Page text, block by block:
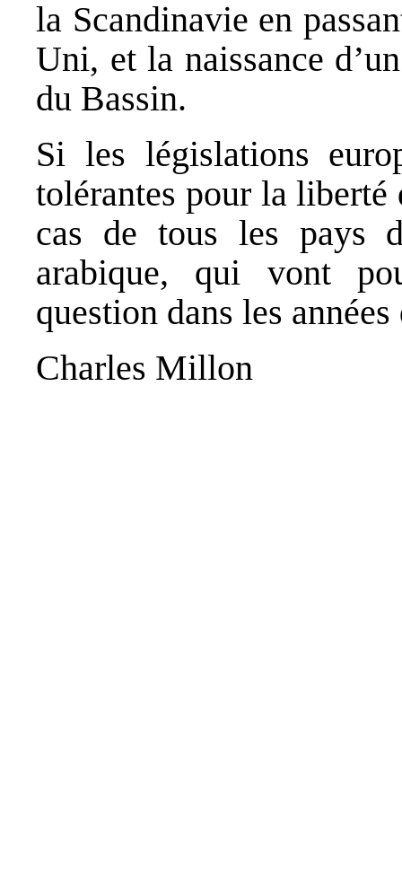
la Scandinavie en
Uni, et la naissance
du Bassin.
Si les législations
tolérantes pour la liberté
cas de tous les pays
arabique, qui vont
question dans les
Charles Millon